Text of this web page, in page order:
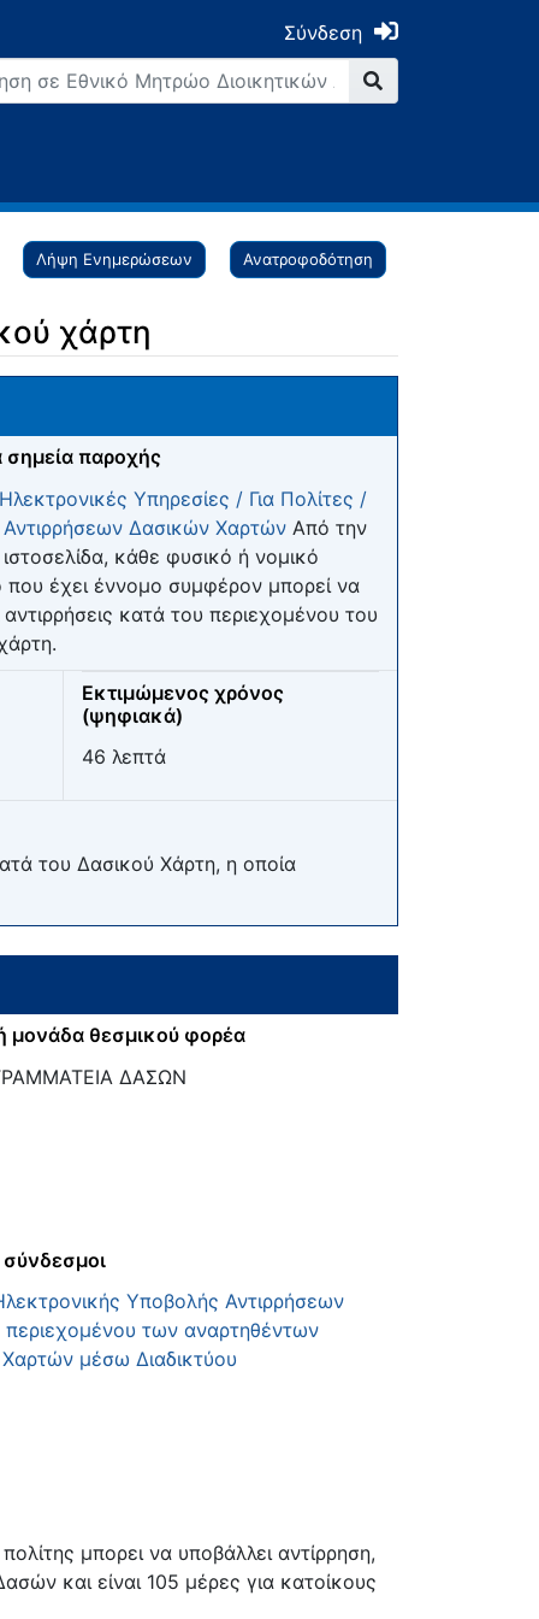
Σύνδεση
Λήψη Ενημερώσεων Ανατροφοδότηση
χάρτη
παροχής
Υπηρεσίες / Για Πολίτες /
Δασικών ΧαρτώνΑπό την
κάθε φυσικό ή νομικό
έχει έννομο συμφέρον μπορεί να
αντιρρήσεις κατά του περιεχομένου του
Εκτιμώμενος χρόνος
(ψηφιακά)
46 λεπτά
του Δασικού Χάρτη, η οποία
μονάδα θεσμικού φορέα
ΔΑΣΩΝ
σύνδεσμοι
Υποβολής Αντιρρήσεων
περιεχομένου των αναρτηθέντων
μέσω Διαδικτύου
μπορει να υποβάλλει αντίρρηση,
και είναι 105 μέρες για κατοίκους